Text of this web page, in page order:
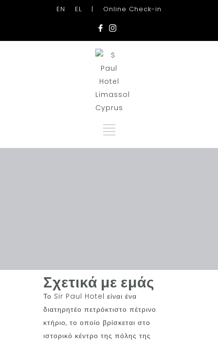
EN EL | Online Check-in
Σχετικά με εμάς
Το Sir Paul Hotel είναι ένα
διατηρητέο ​​πετρόκτιστο πέτρινο
κτήριο, το οποίο βρίσκεται στο
ιστορικό κέντρο της πόλης της